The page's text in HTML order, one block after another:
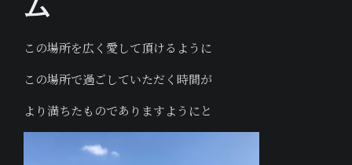
この場所を広く愛して頂けるように
この場所で過ごしていただく時間が
より満ちたものでありますようにと